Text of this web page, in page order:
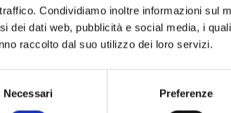
Condividiamo inoltre informazioni sul
dei dati web, pubblicità e social media, i
raccolto dal suo utilizzo dei loro servizi.
Necessari Preferenze